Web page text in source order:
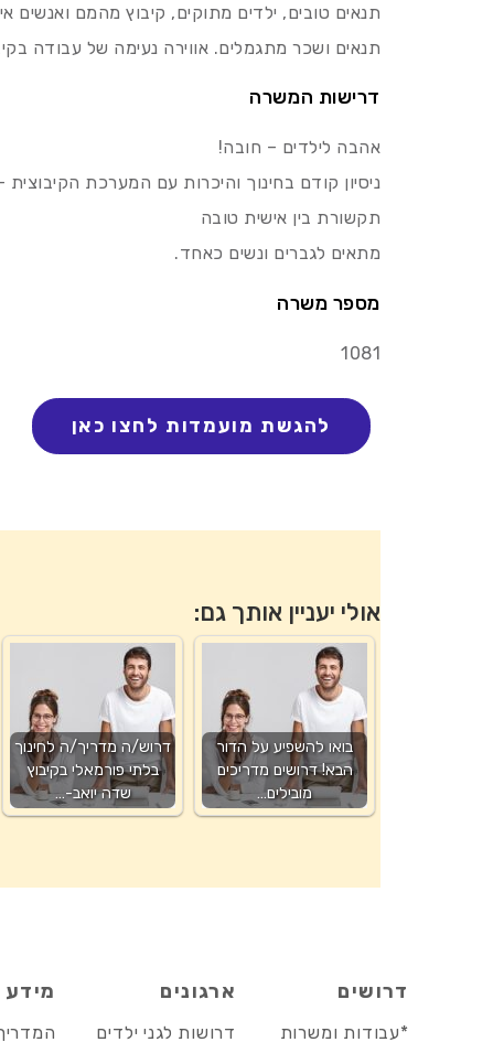
תנאים טובים, ילדים מתוקים, קיבוץ מהמם ואנשים
תנאים ושכר מתגמלים. אווירה נעימה של עבודה
דרישות המשרה
אהבה לילדים – חובה!
ניסיון קודם בחינוך והיכרות עם המערכת הקיבוצית
תקשורת בין אישית טובה
מתאים לגברים ונשים כאחד.
מספר משרה
1081
אולי יעניין אותך גם:
דרוש/ה מדריך/ה לחינוך
בלתי פורמאלי בקיבוץ
שדה יואב-…
בואו להשפיע על הדור
הבא! דרושים מדריכים
מובילים…
דרושים
*עבודות ומשרות
ארגונים
דרושות לגני ילדים